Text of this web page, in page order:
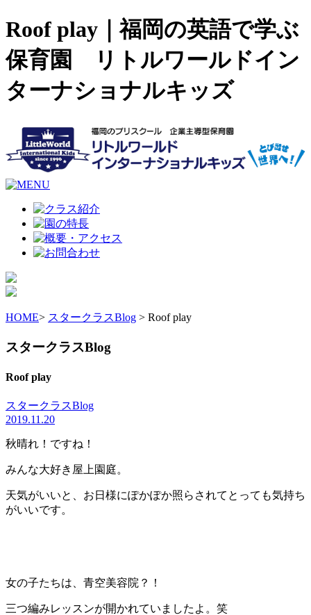
Roof play｜福岡の英語で学ぶ
保育園 リトルワールドイン
ターナショナルキッズ
HOME> スタークラスBlog > Roof play
スタークラスBlog
Roof play
スタークラスBlog
2019.11.20
秋晴れ！ですね！
みんな大好き屋上園庭。
天気がいいと、お日様にぽかぽか照らされてとっても気持ち
がいいです。
女の子たちは、青空美容院？！
三つ編みレッスンが開かれていましたよ。笑